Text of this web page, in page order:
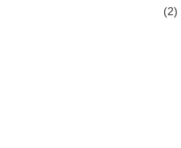
(2)